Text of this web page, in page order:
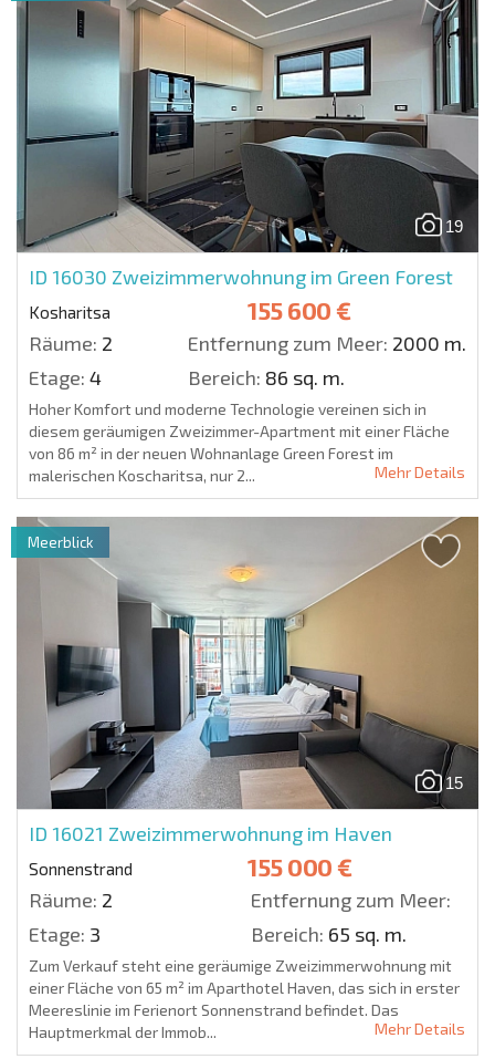
19
ID 16030 Zweizimmerwohnung im Green Forest
Kosharitsa 155 600 €
Räume: 2 Entfernung zum Meer: 2000 m.
Etage: 4 Bereich: 86 sq. m.
Hoher Komfort und moderne Technologie vereinen sich in
diesem geräumigen Zweizimmer-Apartment mit einer Fläche
von 86 m² in der neuen Wohnanlage Green Forest im
malerischen Koscharitsa, nur 2...
Mehr Details
15
ID 16021 Zweizimmerwohnung im Haven
Sonnenstrand 155 000 €
Räume: 2
Entfernung zum Meer:
Etage: 3 Bereich: 65 sq. m.
Meerblick
Zum Verkauf steht eine geräumige Zweizimmerwohnung mit
einer Fläche von 65 m² im Aparthotel Haven, das sich in erster
Meereslinie im Ferienort Sonnenstrand befindet. Das
Hauptmerkmal der Immob...
Mehr Details